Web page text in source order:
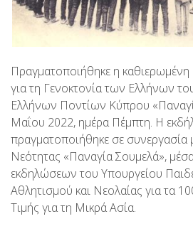
Πραγματοποιήθηκε η
για τη Γενοκτονία των Ελλήνων
Ελλήνων Ποντίων Κύπρου
Μαΐου 2022, ημέρα Πέμπτη. Η
πραγματοποιήθηκε σε συνεργασία
Νεότητας «Παναγία Σουμελά»,
εκδηλώσεων του Υπουργείου
Αθλητισμού και Νεολαίας για τα
Τιμής για τη Μικρά Ασία.